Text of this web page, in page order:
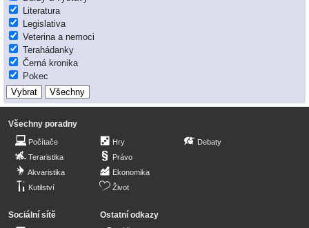
Literatura
Legislativa
Veterina a nemoci
Terahádanky
Černá kronika
Pokec
Všechny poradny
Počítače
Teraristika
Akvaristika
Kutilství
Hry
Právo
Ekonomika
Život
Debaty
Sociální sítě Ostatní odkazy